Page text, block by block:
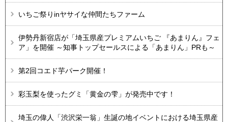
いちご祭りinヤサイな仲間たちファーム
伊勢丹新宿店が「埼玉県産プレミアムいちご 『あまりん』フェ
ア」を開催 ～知事トップセールスによる「あまりん」PRも～
第2回コエド芋パーク開催！
彩玉梨を使ったグミ「黄金の雫」が発売中です！
埼玉の偉人「渋沢栄一翁」生誕の地イベントにおける埼玉県産